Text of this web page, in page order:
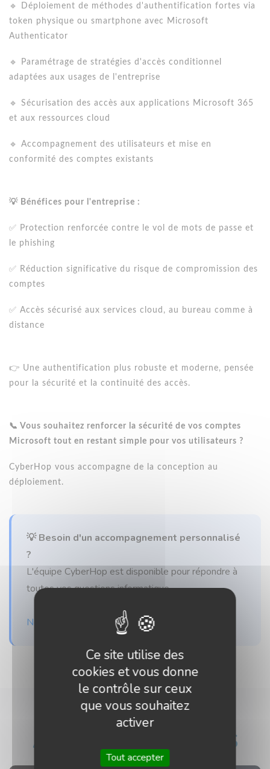
Ce site utilise des
cookies et vous donne
le contrôle sur ceux
que vous souhaitez
activer
Tout accepter
🔹 Déploiement de méthodes d'authentification fortes via
token physique ou smartphone avec Microsoft
Authenticator
🔹 Paramétrage de stratégies d'accès conditionnel
adaptées aux usages de l'entreprise
🔹 Sécurisation des accès aux applications Microsoft 365
et aux ressources cloud
🔹 Accompagnement des utilisateurs et mise en
conformité des comptes existants
💡 Bénéfices pour l'entreprise :
✅ Protection renforcée contre le vol de mots de passe et
le phishing
✅ Réduction significative du risque de compromission des
comptes
✅ Accès sécurisé aux services cloud, au bureau comme à
distance
👉 Une authentification plus robuste et moderne, pensée
pour la sécurité et la continuité des accès.
📞 Vous souhaitez renforcer la sécurité de vos comptes
Microsoft tout en restant simple pour vos utilisateurs ?
CyberHop vous accompagne de la conception au
déploiement.
💡 Besoin d'un accompagnement personnalisé
?
L'équipe CyberHop est disponible pour répondre à
toutes vos questions informatique.
Nous contacter
ARTICLES SIMILAIRES